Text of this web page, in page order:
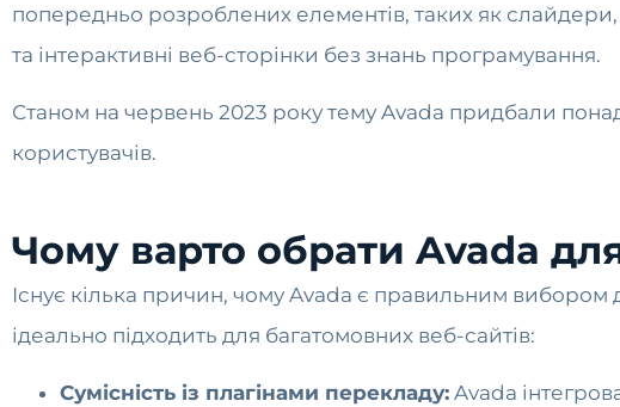
попередньо розроблених елементів, таких як
та інтерактивні веб-сторінки без знань програмування.
Станом на червень 2023 року тему Avada придбали
користувачів.
Чому варто обрати Avada
Існує кілька причин, чому Avada є правильним
ідеально підходить для багатомовних веб-сайтів:
Сумісність із плагінами перекладу: Avada